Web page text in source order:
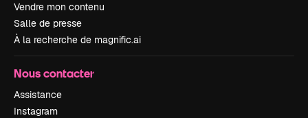
Vendre mon contenu
Salle de presse
À la recherche de magnific.ai
Nous contacter
Assistance
Instagram